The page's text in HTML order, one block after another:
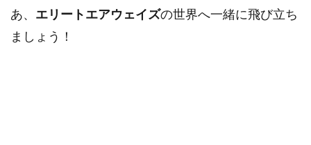
あ、 エリートエアウェイズの世界へ一緒に飛び立ち
ましょう！